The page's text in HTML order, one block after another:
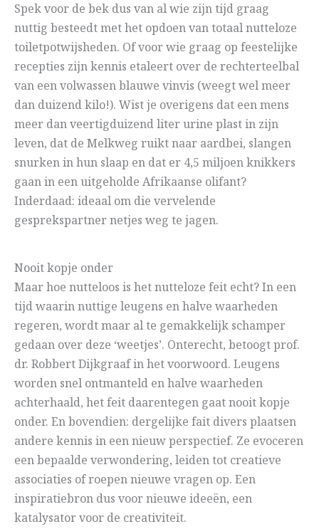
Spek voor de bek dus van al wie zijn tijd graag
nuttig besteedt met het opdoen van totaal nutteloze
toiletpotwijsheden. Of voor wie graag op feestelijke
recepties zijn kennis etaleert over de rechterteelbal
van een volwassen blauwe vinvis (weegt wel meer
dan duizend kilo!). Wist je overigens dat een mens
meer dan veertigduizend liter urine plast in zijn
leven, dat de Melkweg ruikt naar aardbei, slangen
snurken in hun slaap en dat er 4,5 miljoen knikkers
gaan in een uitgeholde Afrikaanse olifant?
Inderdaad: ideaal om die vervelende
gesprekspartner netjes weg te jagen.
Nooit kopje onder
Maar hoe nutteloos is het nutteloze feit echt? In een
tijd waarin nuttige leugens en halve waarheden
regeren, wordt maar al te gemakkelijk schamper
gedaan over deze ‘weetjes’. Onterecht, betoogt prof.
dr. Robbert Dijkgraaf in het voorwoord. Leugens
worden snel ontmanteld en halve waarheden
achterhaald, het feit daarentegen gaat nooit kopje
onder. En bovendien: dergelijke fait divers plaatsen
andere kennis in een nieuw perspectief. Ze evoceren
een bepaalde verwondering, leiden tot creatieve
associaties of roepen nieuwe vragen op. Een
inspiratiebron dus voor nieuwe ideeën, een
katalysator voor de creativiteit.